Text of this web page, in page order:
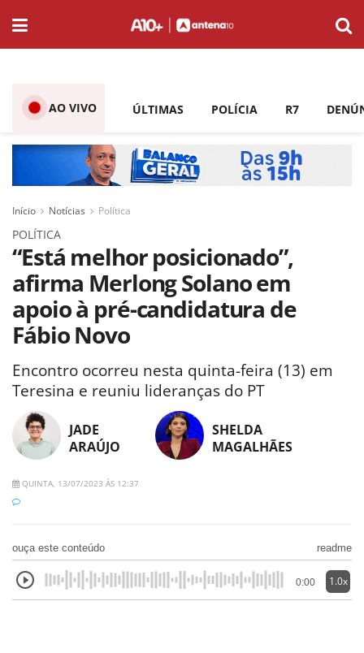
AO VIVO ÚLTIMAS POLÍCIA R7
Início Notícias Política
POLÍTICA
“Está melhor posicionado”,
afirma Merlong Solano em
apoio à pré-candidatura de
Fábio Novo
Encontro ocorreu nesta quinta-feira (13) em
Teresina e reuniu lideranças do PT
JADE
ARAÚJO
SHELDA
MAGALHÃES
QUINTA, 13/07/2023 ÀS 12:37
ouça este conteúdo readme
0:00 1.0x